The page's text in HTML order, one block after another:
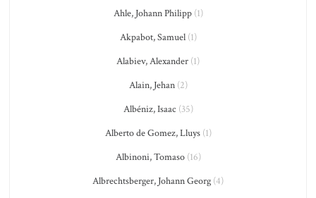
Ahle, Johann Philipp(1)
Akpabot, Samuel(1)
Alabiev, Alexander (1)
Alain, Jehan(2)
Albéniz, Isaac (35)
Alberto de Gomez, Lluys(1)
Albinoni, Tomaso(16)
Albrechtsberger, Johann Georg (4)